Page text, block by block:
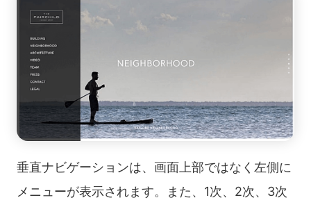
垂直ナビゲーションは、画面上部ではなく左側に
メニューが表示されます。また、1次、2次、3次